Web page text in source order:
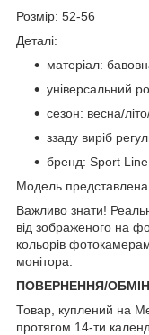
Розмір: 52-56
Деталі:
матеріал:
універсальний
сезон: весна/
ззаду виріб
бренд: Sport
Модель представлена
Важливо знати!
від зображеного на
кольорів
монітора.
ПОВЕРНЕННЯ/ОБМІН
Товар, куплений на
протягом 14-ти